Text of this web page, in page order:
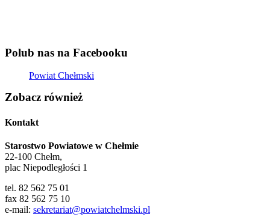
Polub nas na Facebooku
Powiat Chełmski
Zobacz również
Kontakt
Starostwo Powiatowe w Chełmie
22-100 Chełm,
plac Niepodległości 1
tel. 82 562 75 01
fax 82 562 75 10
e-mail: sekretariat@powiatchelmski.pl